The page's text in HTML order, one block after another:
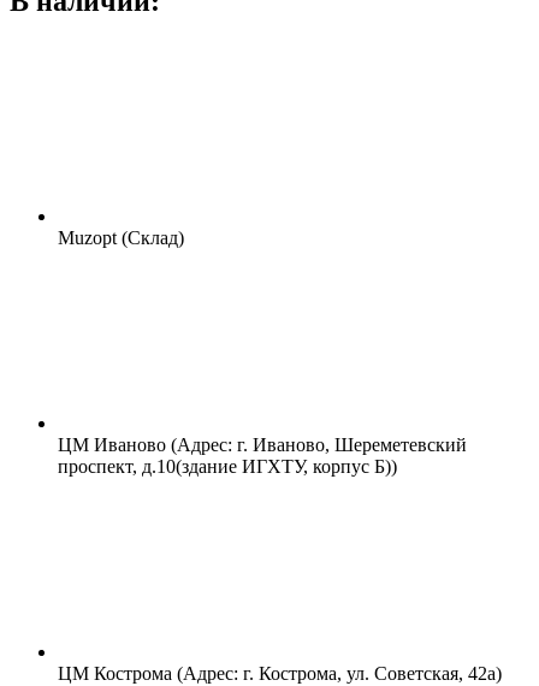
Muzopt (Склад)
ЦМ Иваново (Адрес: г. Иваново, Шереметевский
проспект, д.10(здание ИГХТУ, корпус Б))
ЦМ Кострома (Адрес: г. Кострома, ул. Советская, 42а)